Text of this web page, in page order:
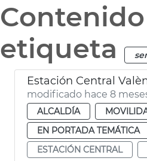
etiqueta
Estación Central
modificado hace 8
ALCALDÍA
EN PORTADA TEMÁTICA
ESTACIÓN CENTRAL